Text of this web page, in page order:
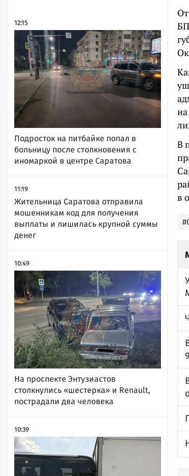
12:15
Подросток на питбайке попал в
больницу после столкновения с
иномаркой в центре Саратова
11:19
Жительница Саратова отправила
мошенникам код для получения
выплаты и лишилась крупной суммы
денег
10:49
На проспекте Энтузиастов
столкнулись «шестерка» и Renault,
пострадали два человека
10:39
В
в